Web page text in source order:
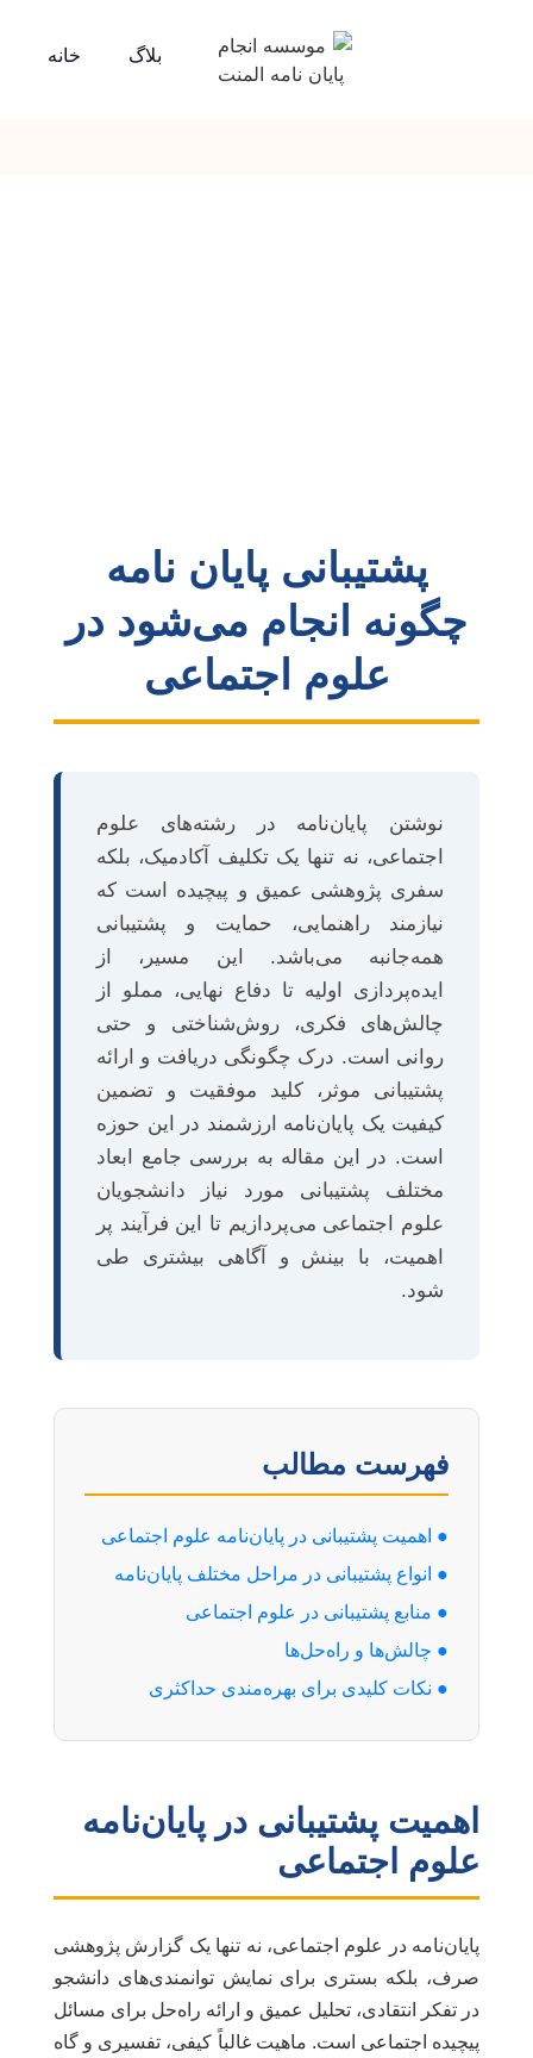
خانه بلاگ
پشتیبانی پایان نامه
چگونه انجام می‌شود در
علوم اجتماعی
نوشتن پایان‌نامه در رشته‌های علوم
اجتماعی، نه تنها یک تکلیف آکادمیک، بلکه
سفری پژوهشی عمیق و پیچیده است که
نیازمند راهنمایی، حمایت و پشتیبانی
همه‌جانبه می‌باشد. این مسیر، از
ایده‌پردازی اولیه تا دفاع نهایی، مملو از
چالش‌های فکری، روش‌شناختی و حتی
روانی است. درک چگونگی دریافت و ارائه
پشتیبانی موثر، کلید موفقیت و تضمین
کیفیت یک پایان‌نامه ارزشمند در این حوزه
است. در این مقاله به بررسی جامع ابعاد
مختلف پشتیبانی مورد نیاز دانشجویان
علوم اجتماعی می‌پردازیم تا این فرآیند پر
اهمیت، با بینش و آگاهی بیشتری طی
شود.
فهرست مطالب
● اهمیت پشتیبانی در پایان‌نامه علوم اجتماعی
● انواع پشتیبانی در مراحل مختلف پایان‌نامه
● منابع پشتیبانی در علوم اجتماعی
● چالش‌ها و راه‌حل‌ها
● نکات کلیدی برای بهره‌مندی حداکثری
اهمیت پشتیبانی در پایان‌نامه
علوم اجتماعی
پایان‌نامه در علوم اجتماعی، نه تنها یک گزارش پژوهشی
صرف، بلکه بستری برای نمایش توانمندی‌های دانشجو
در تفکر انتقادی، تحلیل عمیق و ارائه راه‌حل برای مسائل
پیچیده اجتماعی است. ماهیت غالباً کیفی، تفسیری و گاه